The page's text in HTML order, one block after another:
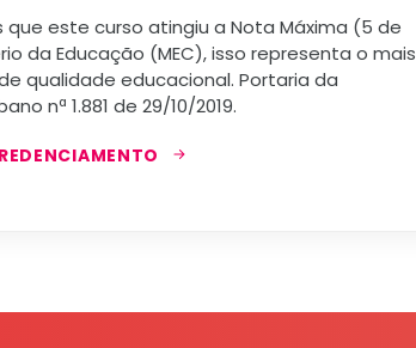
este curso atingiu a Nota Máxima (5 de
da Educação (MEC), isso representa o mais
qualidade educacional. Portaria da
nª 1.881 de 29/10/2019.